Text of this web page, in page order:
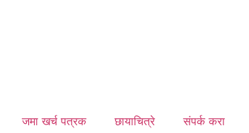
जमा खर्च पत्रक छायाचित्रे संपर्क करा